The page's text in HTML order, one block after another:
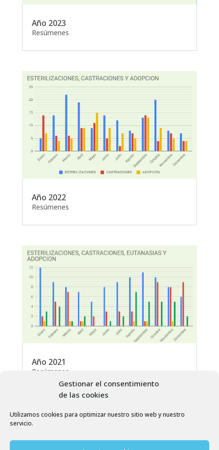
Gestionar el consentimiento
de las cookies
Utilizamos cookies para optimizar nuestro sitio web y nuestro
servicio.
Año 2023
Resúmenes
Año 2022
Resúmenes
Año 2021
Resúmenes